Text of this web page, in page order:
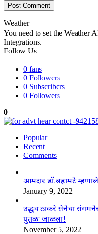
Weather
You need to set the Weather
Integrations.
Follow Us
0 fans
0 Followers
0 Subscribers
0 Followers
0
Popular
Recent
Comments
आमदार डॉ.लहामटे
January 9, 2022
उद्धव ठाकरे सेनेचा
पुतळा जाळला!
November 5, 2022